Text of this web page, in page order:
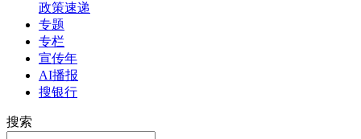
政策速递
专题
专栏
宣传年
AI播报
搜银行
搜索